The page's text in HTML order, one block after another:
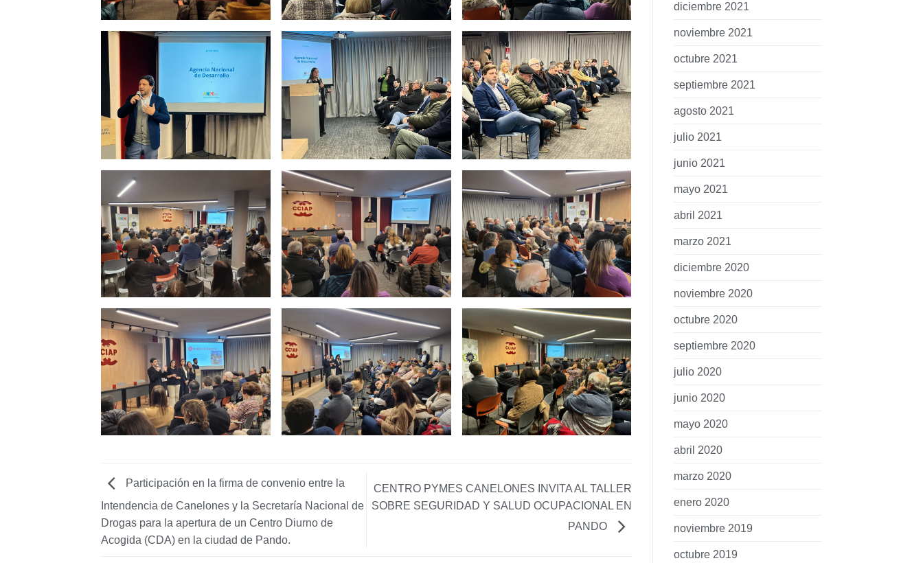
Participación en la firma de convenio entre la
Intendencia de Canelones y la Secretaría Nacional de
Drogas para la apertura de un Centro Diurno de
Acogida (CDA) en la ciudad de Pando.
CENTRO PYMES CANELONES INVITA AL TALLER
SOBRE SEGURIDAD Y SALUD OCUPACIONAL EN
PANDO
diciembre 2021
noviembre 2021
octubre 2021
septiembre 2021
agosto 2021
julio 2021
junio 2021
mayo 2021
abril 2021
marzo 2021
diciembre 2020
noviembre 2020
octubre 2020
septiembre 2020
julio 2020
junio 2020
mayo 2020
abril 2020
marzo 2020
enero 2020
noviembre 2019
octubre 2019